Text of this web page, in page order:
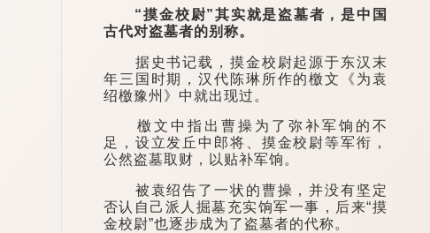
“摸金校尉”其实就是盗墓者，是中国
古代对盗墓者的别称。
据史书记载，摸金校尉起源于东汉末
年三国时期，汉代陈琳所作的檄文《为袁
绍檄豫州》中就出现过。
檄文中指出曹操为了弥补军饷的不
足，设立发丘中郎将、摸金校尉等军衔，
公然盗墓取财，以贴补军饷。
被袁绍告了一状的曹操，并没有坚定
否认自己派人掘墓充实饷军一事，后来“摸
金校尉”也逐步成为了盗墓者的代称。